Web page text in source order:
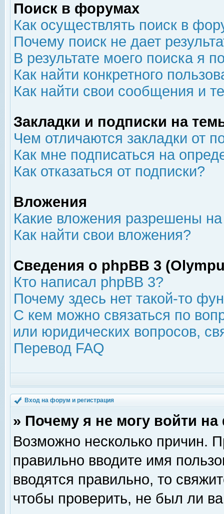
Поиск в форумах
Как осуществлять поиск в
Почему поиск не дает
В результате моего поиска я
Как найти конкретного
Как найти свои сообщения и
Закладки и подписки на
Чем отличаются закладки от
Как мне подписаться на
Как отказаться от подписки?
Вложения
Какие вложения разрешены
Как найти свои вложения?
Сведения о phpBB 3
Кто написал phpBB 3?
Почему здесь нет такой-то
С кем можно связаться по
или юридических вопросов,
Перевод FAQ
Вход на форум и регистрация
» Почему я не могу войти
Возможно несколько причин.
правильно вводите имя
вводятся правильно, то
чтобы проверить, не был ли